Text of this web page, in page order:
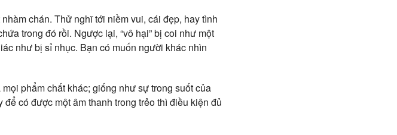
chán. Thử nghĩ tới niềm vui, cái đẹp, hay tình
trong đó rồi. Ngược lại, “vô hại” bị coi như một
như bị sỉ nhục. Bạn có muốn người khác nhìn
phẩm chất khác; giống như sự trong suốt của
có được một âm thanh trong trẻo thì điều kiện đủ